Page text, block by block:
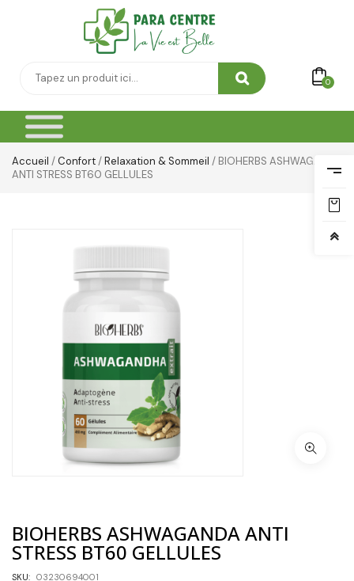
0
Accueil /Confort/Relaxation & Sommeil / BIOHERBS ASHWAGANDA
ANTI STRESS BT60 GELLULES
BIOHERBS ASHWAGANDA ANTI
STRESS BT60 GELLULES
SKU: 03230694001